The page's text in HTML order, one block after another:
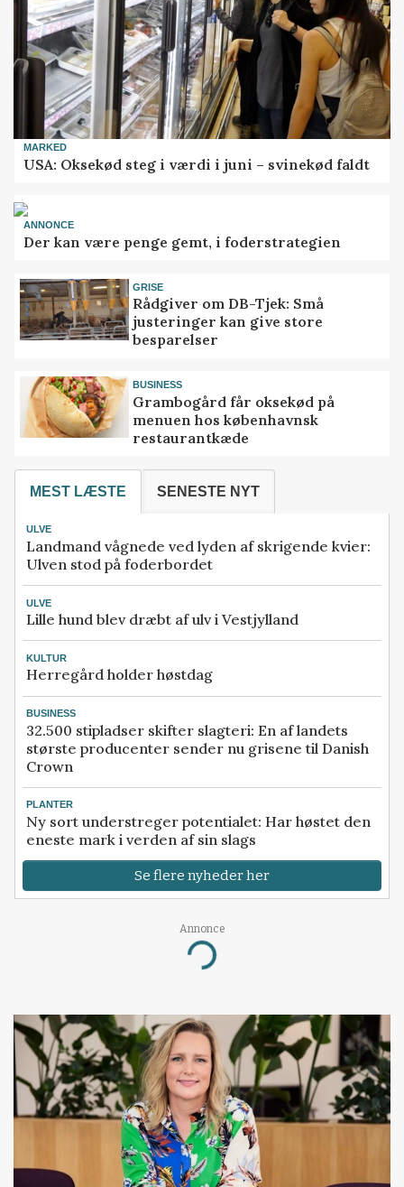
MARKED
USA: Oksekød steg i værdi i juni – svinekød faldt
ANNONCE
Der kan være penge gemt, i foderstrategien
GRISE
Rådgiver om DB-Tjek: Små
justeringer kan give store
besparelser
BUSINESS
Grambogård får oksekød på
menuen hos københavnsk
restaurantkæde
MEST LÆSTE SENESTE NYT
ULVE
Landmand vågnede ved lyden af skrigende kvier:
Ulven stod på foderbordet
ULVE
Lille hund blev dræbt af ulv i Vestjylland
KULTUR
Herregård holder høstdag
BUSINESS
32.500 stipladser skifter slagteri: En af landets
største producenter sender nu grisene til Danish
Crown
PLANTER
Ny sort understreger potentialet: Har høstet den
eneste mark i verden af sin slags
Se flere nyheder her
Annonce
Loading...